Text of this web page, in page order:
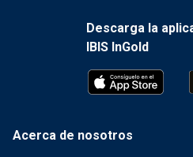
Descarga la
IBIS InGold
Acerca de nosotros